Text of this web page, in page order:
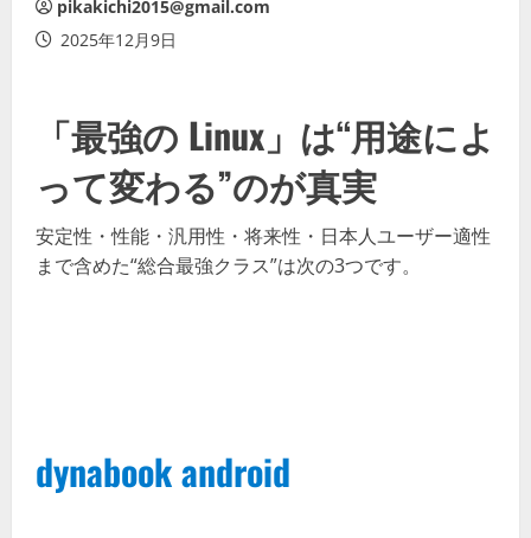
pikakichi2015@gmail.com
2025年12月9日
「最強の Linux」は“用途によ
って変わる”のが真実
安定性・性能・汎用性・将来性・日本人ユーザー適性
まで含めた“総合最強クラス”は次の3つです。
dynabook android